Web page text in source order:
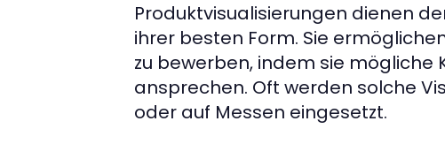
Produktvisualisierungen dienen
ihrer besten Form. Sie
zu bewerben, indem sie
ansprechen. Oft werden solche
oder auf Messen eingesetzt.